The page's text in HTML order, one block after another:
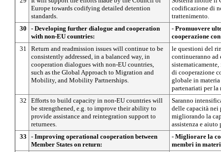
Europe towards codifying detailed detention
standards.
codificazione di
trattenimento.
30
- Developing further dialogue and cooperation
with non-EU countries:
- Promuovere
cooperazione
31
Return and readmission issues will continue to be
consistently addressed, in a balanced way, in
cooperation dialogues with non-EU countries,
such as the Global Approach to Migration and
Mobility, and Mobility Partnerships.
le questioni del
continueranno ad
di cooperazione
globale in
partenariati per
32
Efforts to build capacity in non-EU countries will
be strengthened, e.g. to improve their ability to
provide assistance and reintegration support to
returnees.
Saranno
delle capacità nei
migliorando la
assistenza e
33
- Improving operational cooperation between
Member States on return:
- Migliorare la
membri in